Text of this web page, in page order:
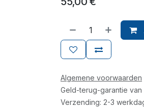
Algemene voorwaarden
Geld-terug-garantie van
Verzending: 2-3